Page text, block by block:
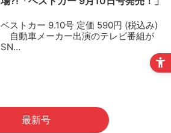
ベストカー 9.10号 定価 590円 (税込み)
自動車メーカー出演のテレビ番組が
SN…
最新号